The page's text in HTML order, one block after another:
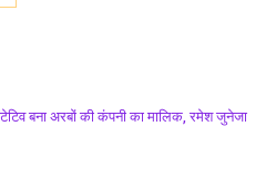
बना अरबों की कंपनी का मालिक, रमेश जुनेजा